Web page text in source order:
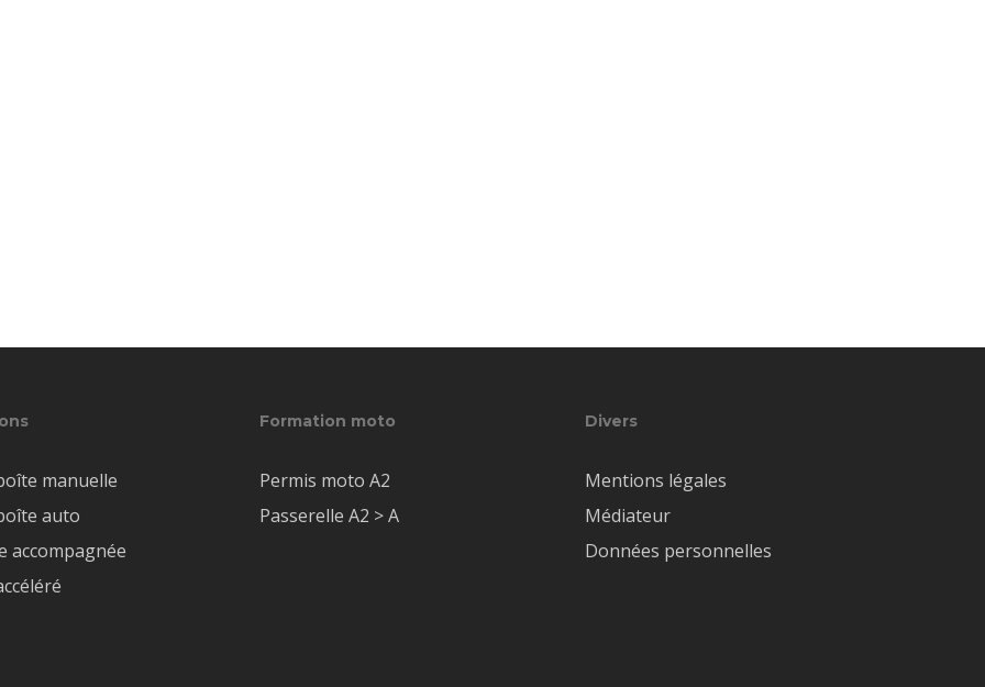
manuelle
auto
accompagnée
Formation moto
Permis moto A2
Passerelle A2 > A
Divers
Mentions légales
Médiateur
Données personnelles